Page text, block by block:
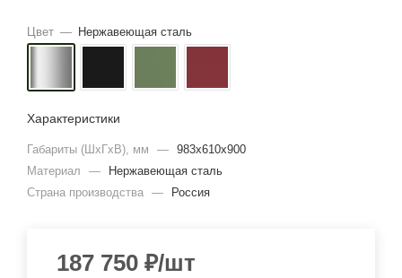
Цвет — Нержавеющая сталь
Характеристики
Габариты (ШхГхВ), мм — 983х610х900
Материал
—
Нержавеющая сталь
Страна производства — Россия
187 750 ₽/шт